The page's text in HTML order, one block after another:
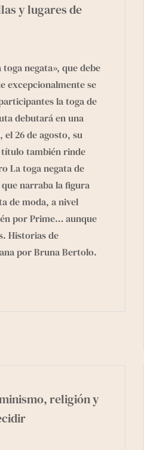
y lugares de
toga negata», que debe
excepcionalmente se
la toga de
debutará en una
el 26 de agosto, su
también rinde
La toga negata de
narraba la figura
de moda, a nivel
por Prime… aunque
Historias de
por Bruna Bertolo.
religión y